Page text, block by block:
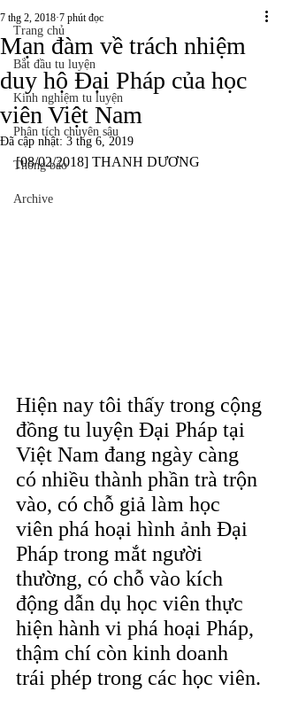
Trang chủ
Bắt đầu tu luyện
Kinh nghiệm tu luyện
Phân tích chuyên sâu
Thông báo
Archive
Mạn đàm về trách nhiệm
duy hộ Đại Pháp của học
viên Việt Nam
7 thg 2, 2018 7 phút đọc
Đã cập nhật: 3 thg 6, 2019
[08/02/2018] THANH DƯƠNG
Hiện nay tôi thấy trong cộng
đồng tu luyện Đại Pháp tại
Việt Nam đang ngày càng
có nhiều thành phần trà trộn
vào, có chỗ giả làm học
viên phá hoại hình ảnh Đại
Pháp trong mắt người
thường, có chỗ vào kích
động dẫn dụ học viên thực
hiện hành vi phá hoại Pháp,
thậm chí còn kinh doanh
trái phép trong các học viên.